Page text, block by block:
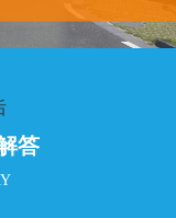
答